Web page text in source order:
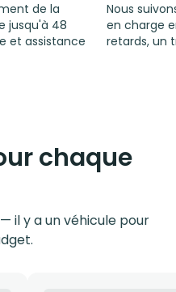
de la
jusqu'à 48
et assistance
Nous
en charge
retards, un
chaque
il y a un véhicule pour